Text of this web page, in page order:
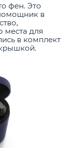
фен. Это
в
места для
в комплект